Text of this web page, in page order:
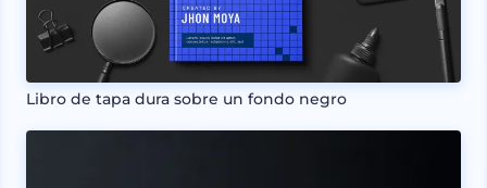
Libro de tapa dura sobre un fondo negro